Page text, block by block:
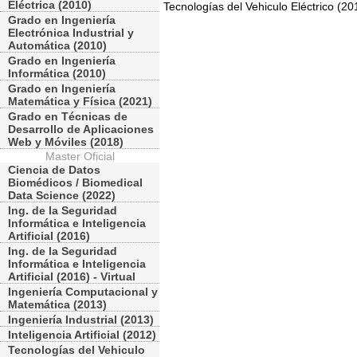
Eléctrica (2010)
Grado en Ingeniería
Electrónica Industrial y
Automática (2010)
Grado en Ingeniería
Informática (2010)
Grado en Ingeniería
Matemática y Física (2021)
Grado en Técnicas de
Desarrollo de Aplicaciones
Web y Móviles (2018)
Master Oficial
Ciencia de Datos
Biomédicos / Biomedical
Data Science (2022)
Ing. de la Seguridad
Informática e Inteligencia
Artificial (2016)
Ing. de la Seguridad
Informática e Inteligencia
Artificial (2016) - Virtual
Ingeniería Computacional y
Matemática (2013)
Ingeniería Industrial (2013)
Inteligencia Artificial (2012)
Tecnologías del Vehiculo
Tecnologías del Vehiculo Eléctrico